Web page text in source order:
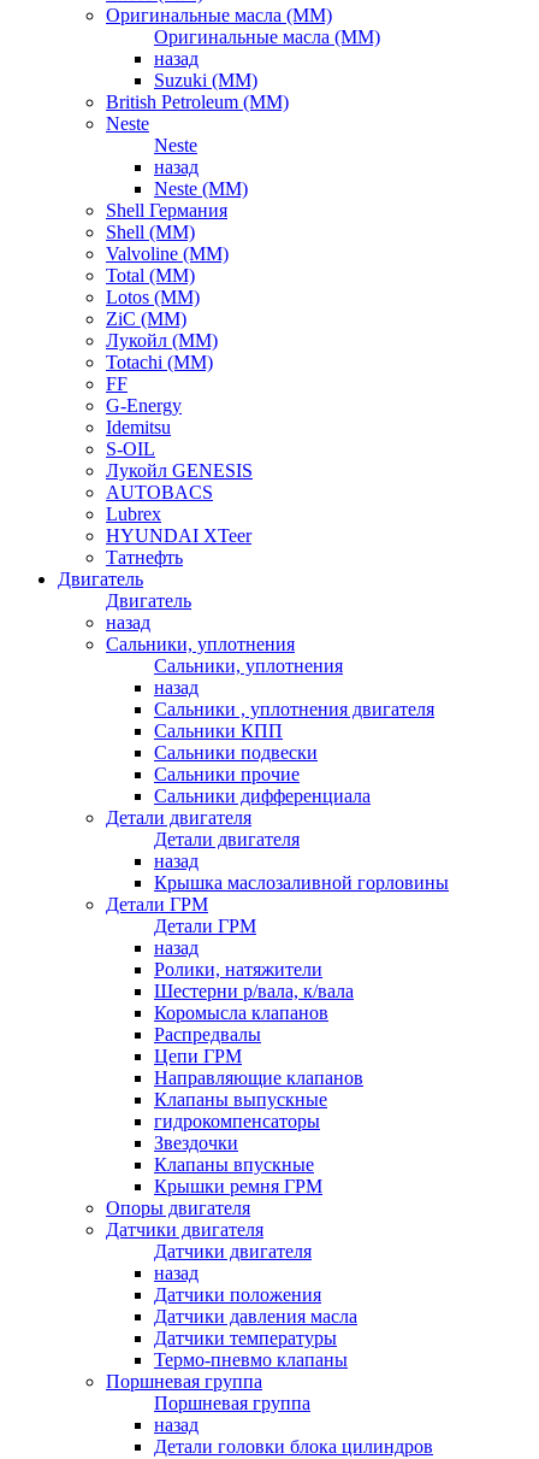
Оригинальные масла (ММ)
Оригинальные масла (ММ)
назад
Suzuki (ММ)
British Petroleum (ММ)
Neste
Neste
назад
Neste (ММ)
Shell Германия
Shell (ММ)
Valvoline (ММ)
Total (ММ)
Lotos (ММ)
ZiC (ММ)
Лукойл (ММ)
Totachi (MM)
FF
G-Energy
Idemitsu
S-OIL
Лукойл GENESIS
AUTOBACS
Lubrex
HYUNDAI XTeer
Татнефть
Двигатель
Двигатель
назад
Сальники, уплотнения
Сальники, уплотнения
назад
Сальники , уплотнения двигателя
Сальники КПП
Сальники подвески
Сальники прочие
Сальники дифференциала
Детали двигателя
Детали двигателя
назад
Крышка маслозаливной горловины
Детали ГРМ
Детали ГРМ
назад
Ролики, натяжители
Шестерни р/вала, к/вала
Коромысла клапанов
Распредвалы
Цепи ГРМ
Направляющие клапанов
Клапаны выпускные
гидрокомпенсаторы
Звездочки
Клапаны впускные
Крышки ремня ГРМ
Опоры двигателя
Датчики двигателя
Датчики двигателя
назад
Датчики положения
Датчики давления масла
Датчики температуры
Термо-пневмо клапаны
Поршневая группа
Поршневая группа
назад
Детали головки блока цилиндров